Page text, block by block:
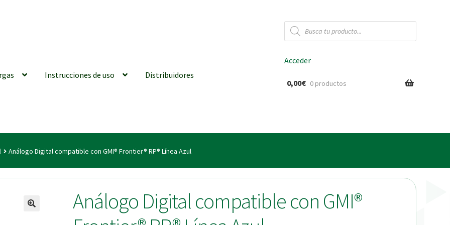
Búsqueda
de
productos
Instrucciones de uso Distribuidores
generales Conexiones CAD CAM Distribuidores Finalizar Pedido
| Tienda Online!
Acceder
0,00€ 0 productos
Análogo Digital compatible con GMI® Frontier® RP® Línea Azul
Análogo Digital compatible con GMI®